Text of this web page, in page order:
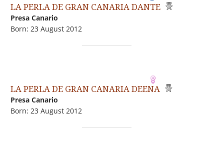
LA PERLA DE GRAN CANARIA DANTE
Presa Canario
Born: 23 August 2012
LA PERLA DE GRAN CANARIA DEENA
Presa Canario
Born: 23 August 2012